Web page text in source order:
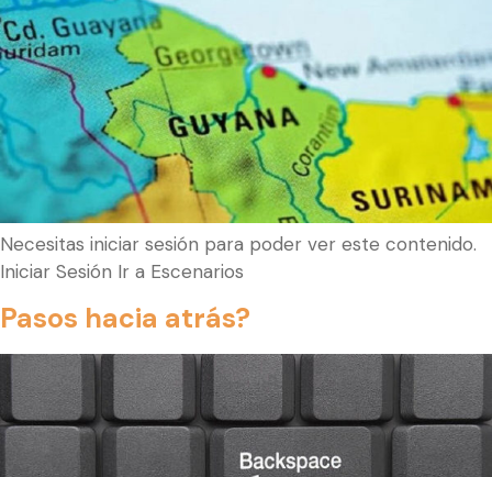
Necesitas iniciar sesión para poder ver este contenido.
Iniciar Sesión Ir a Escenarios
Pasos hacia atrás?